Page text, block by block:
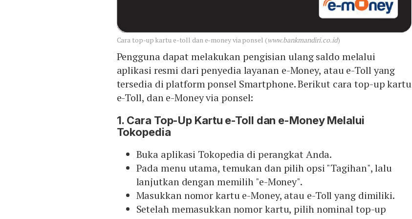
Cara top-up kartu e-toll dan e-money via ponsel (www.bankmandiri.co.id)
Pengguna dapat melakukan pengisian ulang saldo melalui
aplikasi resmi dari penyedia layanan e-Money, atau e-Toll yang
tersedia di platform ponsel Smartphone. Berikut cara top-up kartu
e-Toll, dan e-Money via ponsel:
1. Cara Top-Up Kartu e-Toll dan e-Money Melalui
Tokopedia
Buka aplikasi Tokopedia di perangkat Anda.
Pada menu utama, temukan dan pilih opsi "Tagihan", lalu
lanjutkan dengan memilih "e-Money".
Masukkan nomor kartu e-Money, atau e-Toll yang dimiliki.
Setelah memasukkan nomor kartu, pilih nominal top-up